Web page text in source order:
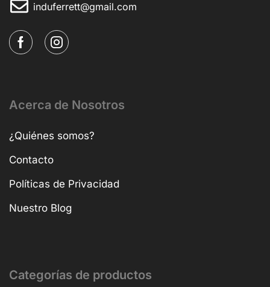
induferrett@gmail.com
Acerca de Nosotros
¿Quiénes somos?
Contacto
Políticas de Privacidad
Nuestro Blog
Categorías de productos